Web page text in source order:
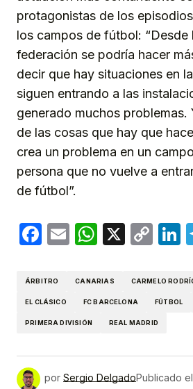
protagonistas de los
los campos de fútbol: “Desde
federación se podría hacer
decir que hay situaciones en
siguen entrando a las
generado muchos problemas.
de las cosas que hay que
crea un problema en un
persona que no vuelve a
de fútbol”.
Facebook
Email X
ÁRBITRO CANARIAS CARMELO
EL CLÁSICO FC BARCELONA FÚTBOL
PRIMERA DIVISIÓN REAL MADRID
por Sergio DelgadoPublicado el